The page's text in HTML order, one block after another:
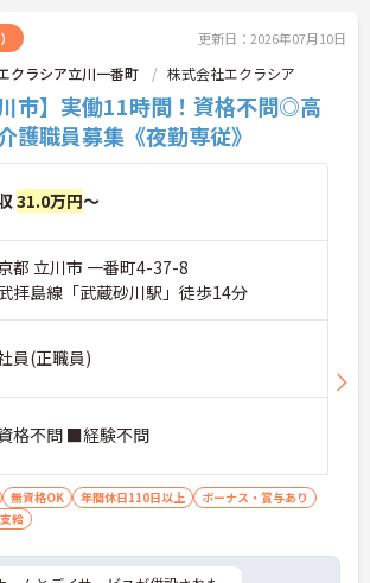
話し合う「スタッフミーティン
のケアを考える「ケースカンフ
しています。新人・ベテランに関
行い、みんなで解決策を考えるフ
す。また、虐待防止研修などを通
悪いケア」の線引きを明確にし、
て働ける、誇りを持てる職場環境
います。
更新日：2026年07月10日
クラシア立川一番町 株式会社エクラシア
川市】実働11時間！資格不問◎高
護職員募集《夜勤専従》
31.0万円～
都 立川市 一番町4-37-8
拝島線「武蔵砂川駅」徒歩14分
員(正職員)
格不問 ■経験不問
無資格OK 年間休日110日以上
ボーナス・賞与あり
給